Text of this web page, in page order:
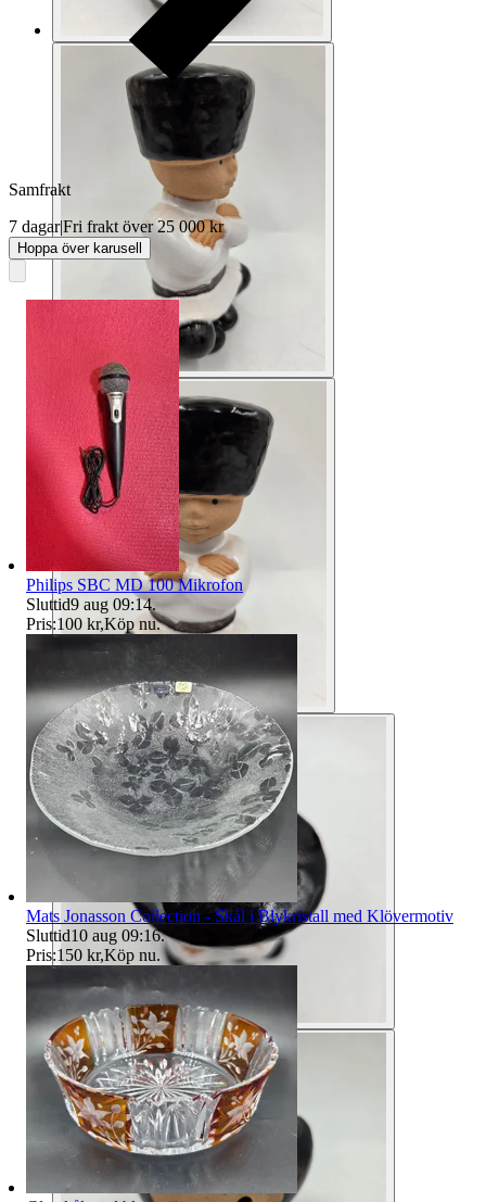
Samfrakt
7 dagar|Fri frakt över 25 000 kr
Hoppa över karusell
Philips SBC MD 100 Mikrofon
Sluttid9 aug 09:14.
Pris:100 kr,Köp nu.
Mats Jonasson Collection - Skål i Blykristall med Klövermotiv
Sluttid10 aug 09:16.
Pris:150 kr,Köp nu.